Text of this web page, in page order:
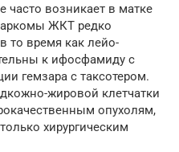
часто возникает в матке
ЖКТ редко
то время как лейо-
к ифосфамиду с
гемзара с таксотером.
жировой клетчатки
опухолям,
хирургическим